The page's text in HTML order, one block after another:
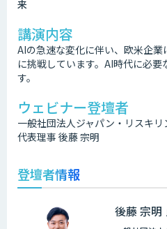
来
講演内容
AIの急速な変化に伴い、欧米企
に挑戦しています。AI時代に必
す。
ウェビナー登壇者
一般社団法人ジャパン・リスキ
代表理事 後藤 宗明
登壇者情報
後藤 宗明